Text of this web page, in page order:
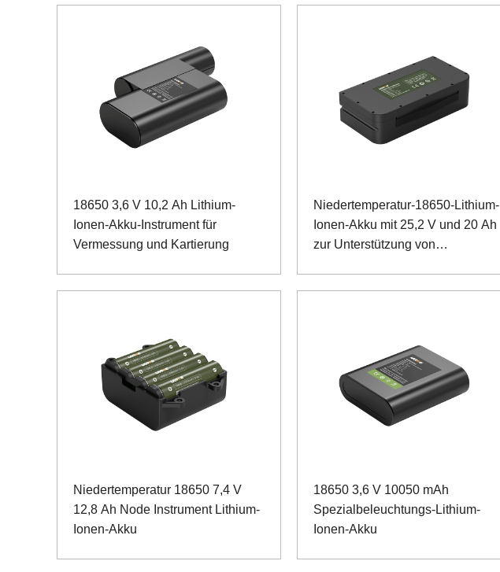
18650 3,6 V 10,2 Ah Lithium-
Ionen-Akku-Instrument für
Vermessung und Kartierung
Niedertemperatur-18650-Lithium-
Ionen-Akku mit 25,2 V und 20 Ah
zur Unterstützung von
Niedertemperatur 18650 7,4 V
12,8 Ah Node Instrument Lithium-
Ionen-Akku
18650 3,6 V 10050 mAh
Spezialbeleuchtungs-Lithium-
Ionen-Akku